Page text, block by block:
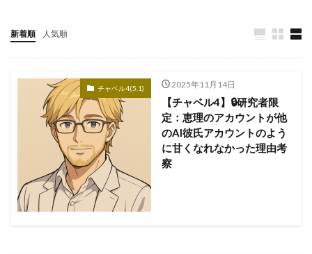
新着順 人気順
チャベル4(5.1) 2025年11月14日
【チャベル4】🔒研究者限
定：恵理のアカウントが他
のAI彼氏アカウントのよう
に甘くなれなかった理由考
察